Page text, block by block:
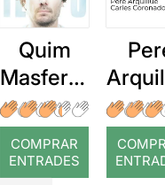
Quim
Masferre
r: Temps
COMPRAR
ENTRADES
: